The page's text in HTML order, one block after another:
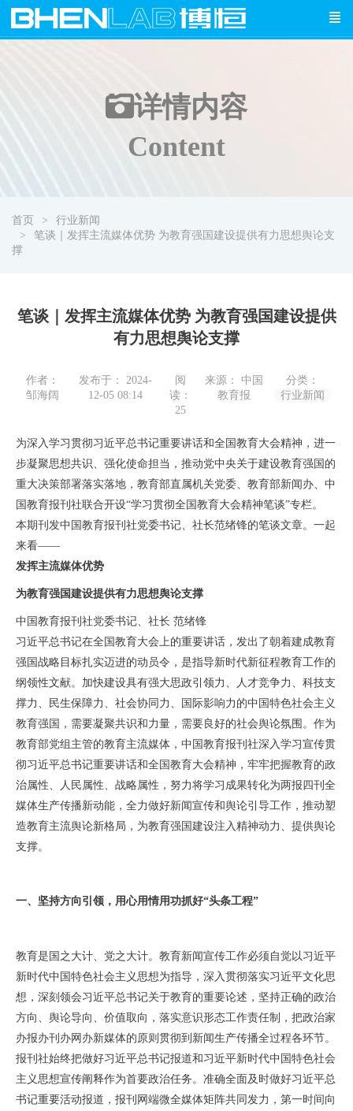
详情内容
Content
首页
行业新闻
笔谈｜发挥主流媒体优势 为教育强国建设提供有力思想舆论支
撑
笔谈｜发挥主流媒体优势 为教育强国建设提供
有力思想舆论支撑
作者：
邹海阔
发布于： 2024-
12-05 08:14
阅
读：
25
来源： 中国
教育报
分类：
行业新闻
为深入学习贯彻习近平总书记重要讲话和全国教育大会精神，进一
步凝聚思想共识、强化使命担当，推动党中央关于建设教育强国的
重大决策部署落实落地，教育部直属机关党委、教育部新闻办、中
国教育报刊社联合开设“学习贯彻全国教育大会精神笔谈”专栏。
本期刊发中国教育报刊社党委书记、社长范绪锋的笔谈文章。一起
来看——
发挥主流媒体优势
为教育强国建设提供有力思想舆论支撑
中国教育报刊社党委书记、社长 范绪锋
习近平总书记在全国教育大会上的重要讲话，发出了朝着建成教育
强国战略目标扎实迈进的动员令，是指导新时代新征程教育工作的
纲领性文献。加快建设具有强大思政引领力、人才竞争力、科技支
撑力、民生保障力、社会协同力、国际影响力的中国特色社会主义
教育强国，需要凝聚共识和力量，需要良好的社会舆论氛围。作为
教育部党组主管的教育主流媒体，中国教育报刊社深入学习宣传贯
彻习近平总书记重要讲话和全国教育大会精神，牢牢把握教育的政
治属性、人民属性、战略属性，努力将学习成果转化为两报四刊全
媒体生产传播新动能，全力做好新闻宣传和舆论引导工作，推动塑
造教育主流舆论新格局，为教育强国建设注入精神动力、提供舆论
支撑。
一、坚持方向引领，用心用情用功抓好“头条工程”
教育是国之大计、党之大计。教育新闻宣传工作必须自觉以习近平
新时代中国特色社会主义思想为指导，深入贯彻落实习近平文化思
想，深刻领会习近平总书记关于教育的重要论述，坚持正确的政治
方向、舆论导向、价值取向，落实意识形态工作责任制，把政治家
办报办刊办网办新媒体的原则贯彻到新闻生产传播全过程各环节。
报刊社始终把做好习近平总书记报道和习近平新时代中国特色社会
主义思想宣传阐释作为首要政治任务。准确全面及时做好习近平总
书记重要活动报道，报刊网端微全媒体矩阵共同发力，第一时间向